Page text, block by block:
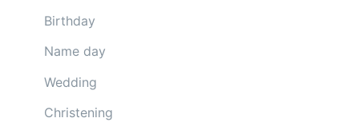
Birthday
Name day
Wedding
Christening